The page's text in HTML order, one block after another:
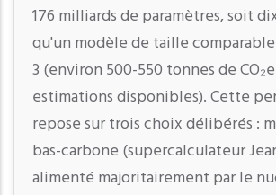
176 milliards de paramètres, soit
qu'un modèle de taille
3 (environ 500-550 tonnes de
estimations disponibles). Cette
repose sur trois choix délibérés :
bas-carbone (supercalculateur
alimenté majoritairement par le